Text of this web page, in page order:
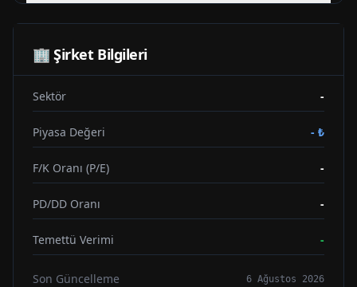
🏢 Şirket Bilgileri
Sektör -
Piyasa Değeri - ₺
F/K Oranı (P/E) -
PD/DD Oranı -
Temettü Verimi -
Son Güncelleme 6 Ağustos 2026